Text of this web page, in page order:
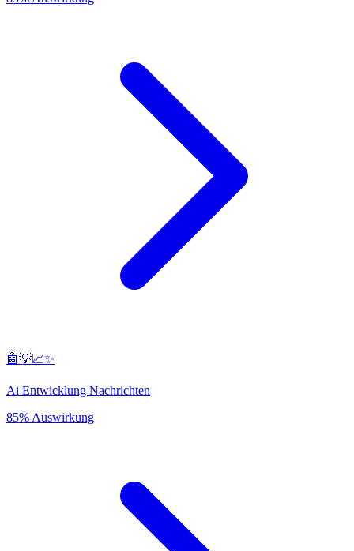
🤖💡📈✨
Ai Entwicklung Nachrichten
85% Auswirkung